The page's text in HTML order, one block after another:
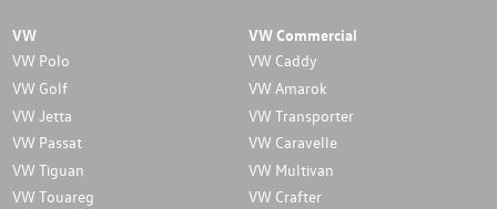
VW
VW Polo
VW Golf
VW Jetta
VW Passat
VW Tiguan
VW Touareg
VW Commercial
VW Caddy
VW Amarok
VW Transporter
VW Caravelle
VW Multivan
VW Crafter